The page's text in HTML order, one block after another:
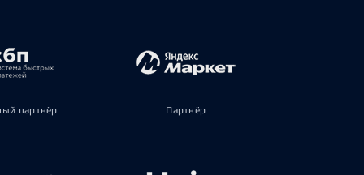
партнёр Партнёр